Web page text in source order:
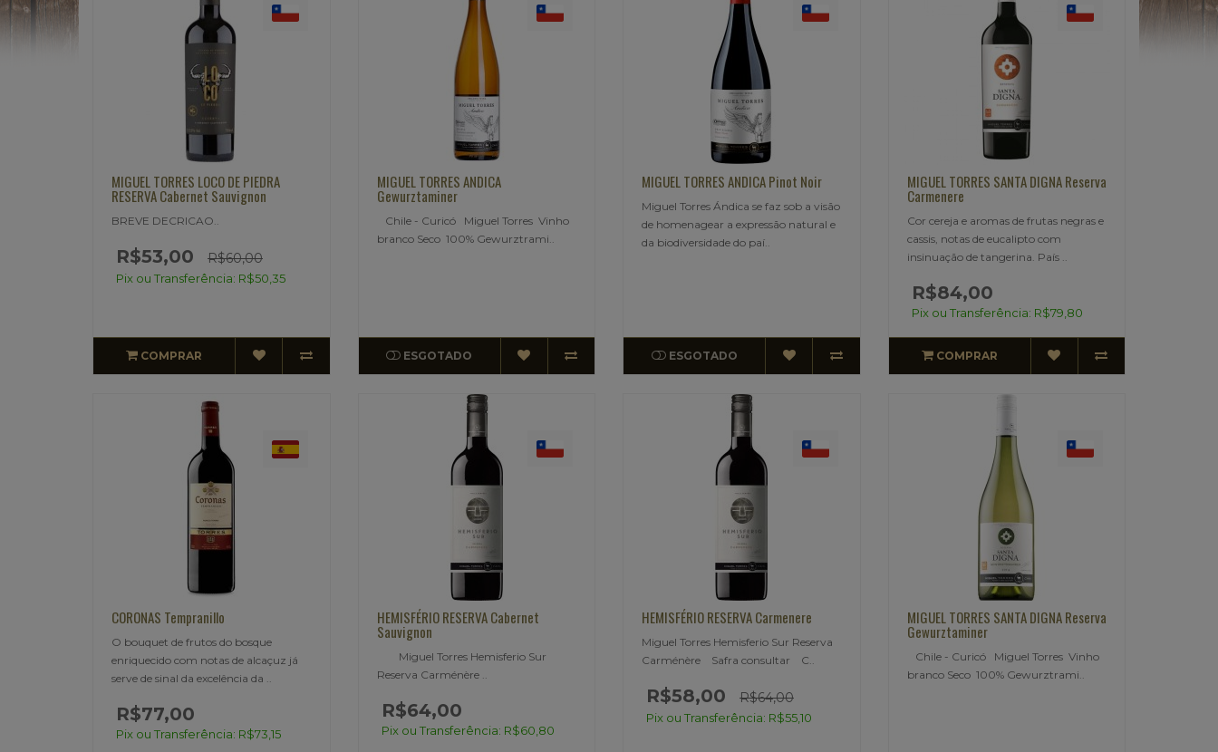
MIGUEL TORRES LOCO DE PIEDRA
RESERVA Cabernet Sauvignon
BREVE DECRICAO..
R$53,00 R$60,00
Pix ou Transferência: R$50,35
COMPRAR
MIGUEL TORRES ANDICA
Gewurztaminer
Chile - Curicó Miguel Torres Vinho
branco Seco 100% Gewurztrami..
ESGOTADO
MIGUEL TORRES ANDICA Pinot Noir
Miguel Torres Ándica se faz sob a visão
de homenagear a expressão natural e
da biodiversidade do paí..
ESGOTADO
MIGUEL TORRES SANTA DIGNA Reserva
Carmenere
Cor cereja e aromas de frutas negras e
cassis, notas de eucalipto com
insinuação de tangerina. País ..
R$84,00
Pix ou Transferência: R$79,80
COMPRAR
CORONAS Tempranillo
O bouquet de frutos do bosque
enriquecido com notas de alcaçuz já
serve de sinal da excelência da ..
R$77,00
Pix ou Transferência: R$73,15
HEMISFÉRIO RESERVA Cabernet
Sauvignon
Miguel Torres Hemisferio Sur
Reserva Carménère ..
R$64,00
Pix ou Transferência: R$60,80
HEMISFÉRIO RESERVA Carmenere
Miguel Torres Hemisferio Sur Reserva
Carménère Safra consultar C..
R$58,00 R$64,00
Pix ou Transferência: R$55,10
MIGUEL TORRES SANTA DIGNA Reserva
Gewurztaminer
Chile - Curicó Miguel Torres Vinho
branco Seco 100% Gewurztrami..